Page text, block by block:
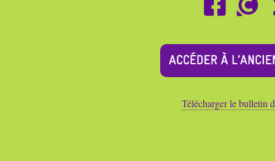
Télécharger le bulletin